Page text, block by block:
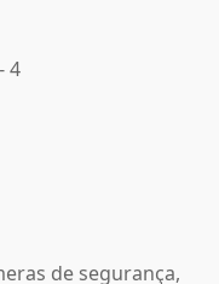
4
de segurança,